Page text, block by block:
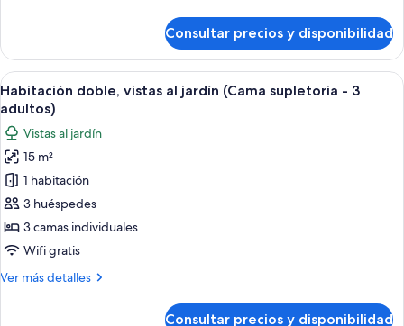
doble
(Doble
Vistas)
Consultar precios y disponibilidad
Abrir
todas
las
fotos
de
Habitación
doble,
vistas
al
(Cama
Habitación de hotel con dos camas
15
Habitación doble, vistas al jardín (Cama supletoria - 3
adultos)
Vistas al jardín
15 m²
1 habitación
3 huéspedes
3 camas individuales
Wifi gratis
Ver más detalles
Más
Consultar precios y disponibilidad